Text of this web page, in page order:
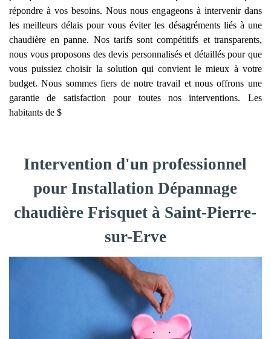
répondre à vos besoins. Nous nous engageons à intervenir dans
les meilleurs délais pour vous éviter les désagréments liés à une
chaudière en panne. Nos tarifs sont compétitifs et transparents,
nous vous proposons des devis personnalisés et détaillés pour que
vous puissiez choisir la solution qui convient le mieux à votre
budget. Nous sommes fiers de notre travail et nous offrons une
garantie de satisfaction pour toutes nos interventions. Les
habitants de $
Intervention d'un professionnel
pour Installation Dépannage
chaudière Frisquet à Saint-Pierre-
sur-Erve